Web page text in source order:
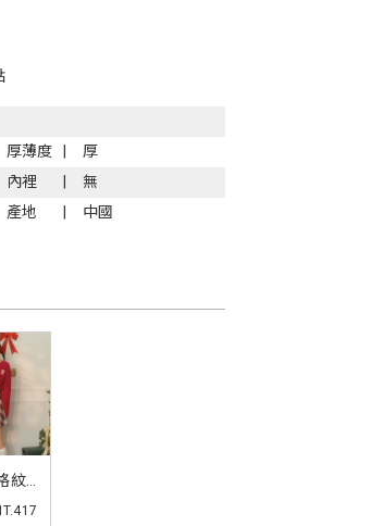
厚薄度
厚
內裡
無
產地 中國
紋百
帶)